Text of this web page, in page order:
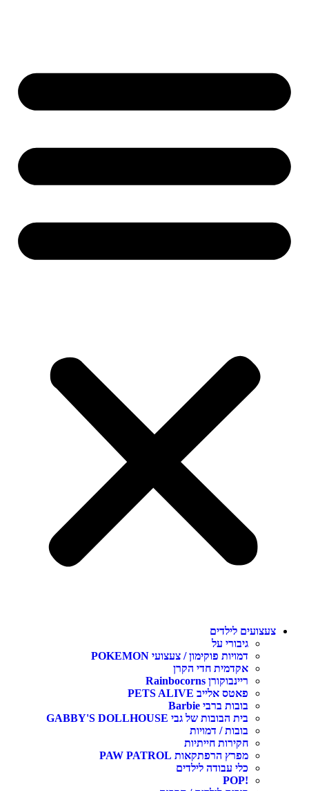
צעצועים לילדים
גיבורי על
דמויות פוקימון / צעצועי POKEMON
אקדמית חדי הקרן
ריינבוקורן Rainbocorns
פאטס אלייב PETS ALIVE
בובות ברבי Barbie
בית הבובות של גבי GABBY'S DOLLHOUSE
בובות / דמויות
חקירות חייתיות
מפרץ הרפתקאות PAW PATROL
כלי עבודה לילדים
!POP